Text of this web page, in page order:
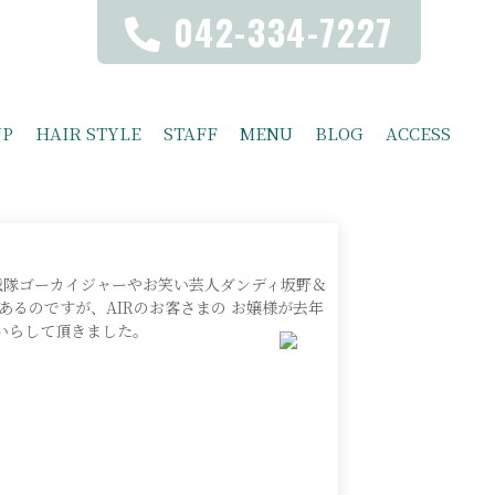
042-334-7227
HAIR STYLE STAFF MENU BLOG ACCESS
ゴーカイジャーやお笑い芸人ダンディ坂野＆
るのですが、AIRのお客さまの お嬢様が去年
して頂きました。